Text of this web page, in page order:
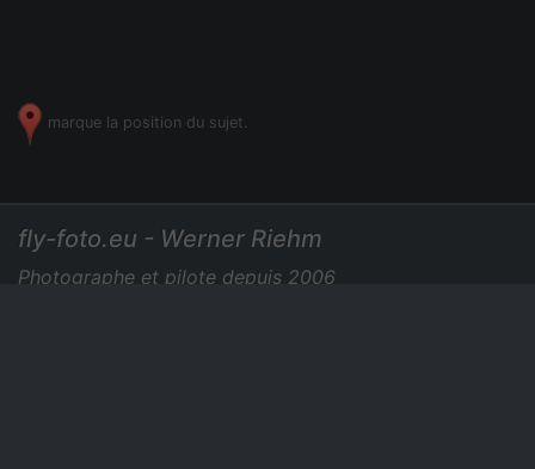
marque la position du sujet.
fly-foto.eu - Werner Riehm
Photographe et pilote depuis 2006